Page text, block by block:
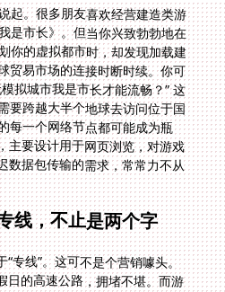
起。很多朋友喜欢经营建造类游
是市长》。但当你兴致勃勃地在
你的虚拟都市时，却发现加载建
贸易市场的连接时断时续。你可
拟城市我是市长才能流畅？” 这
要跨越大半个地球去访问位于国
每一个网络节点都可能成为瓶
主要设计用于网页浏览，对游戏
数据包传输的需求，常常力不从
线，不止是两个字
专线”。这可不是个营销噱头。
日的高速公路，拥堵不堪。而游
建了一条从你所在国家直连国内
这条路上没有其他闲杂流量争抢
令都能以最短路径、最快速度抵
外可以玩国服古剑奇谭OL吗”，
提是必须借助拥有优质回国专线
洲、北美操作《古剑奇谭网络
的300ms降低到畅快淋漓的
深夜，也能和国内亲友无缝下